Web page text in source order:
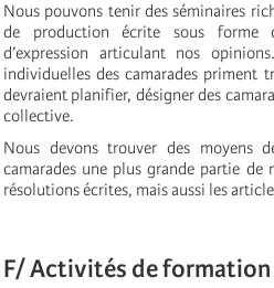
Nous pouvons tenir des séminaires
de production écrite sous forme
d’expression articulant nos
individuelles des camarades priment
devraient planifier, désigner des
collective.
Nous devons trouver des moyens
camarades une plus grande partie de
résolutions écrites, mais aussi les
F/ Activités de formation